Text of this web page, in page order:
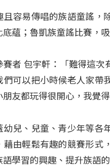
且容易傳唱的族語童謠，
底蘊；魯凱族童謠比賽，
賽者 包宇軒：「難得這
們可以把小時候老人家帶
朋友都玩得很開心，我覺
幼兒、兒童、青少年等各
藉由輕鬆有趣的競賽形式
語學習的興趣、提升族語